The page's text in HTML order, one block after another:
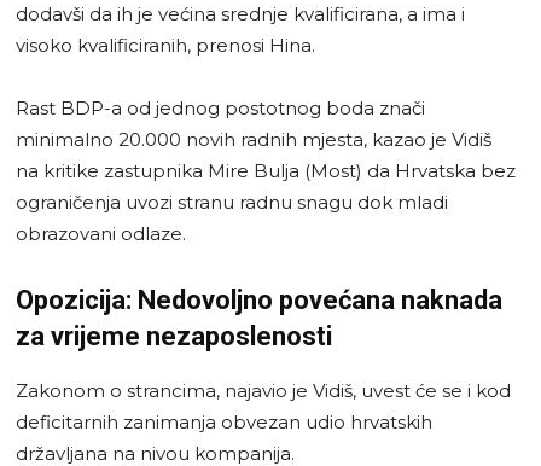
dodavši da ih je većina srednje kvalificirana, a ima i
visoko kvalificiranih, prenosi Hina.
Rast BDP-a od jednog postotnog boda znači
minimalno 20.000 novih radnih mjesta, kazao je Vidiš
na kritike zastupnika Mire Bulja (Most) da Hrvatska bez
ograničenja uvozi stranu radnu snagu dok mladi
obrazovani odlaze.
Opozicija: Nedovoljno povećana naknada
za vrijeme nezaposlenosti
Zakonom o strancima, najavio je Vidiš, uvest će se i kod
deficitarnih zanimanja obvezan udio hrvatskih
državljana na nivou kompanija.